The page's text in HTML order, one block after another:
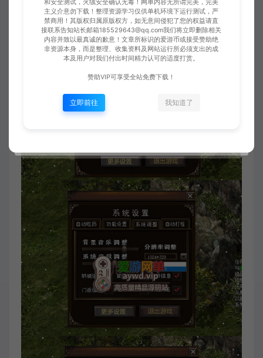
和安全测试，火绒安全确认无毒！网单内容无所谓完美，完美
主义介意勿下载！整理资源学习仅供单机环境下运行测试，严
禁商用！其版权归属原版权方，如无意间侵犯了您的权益请直
接联系告知站长邮箱185529643@qq.com我们将立即删除相关
内容并致以最真诚的歉意！文章所标识的爱游币或接受赞助绝
非资源本身，而是整理、收集资料及网站运行所必须支出的成
本及用户对我们付出时间精力认可的适度打赏。
赞助VIP可享受全站免费下载！
立即前往 我知道了